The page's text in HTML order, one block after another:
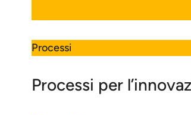
Processi
Processi per